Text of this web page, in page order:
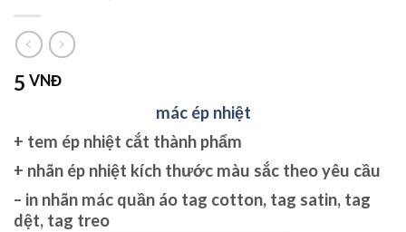
5 VNĐ
mác ép nhiệt
+ tem ép nhiệt cắt thành phẩm
+ nhãn ép nhiệt kích thước màu sắc theo yêu cầu
– in nhãn mác quần áo tag cotton, tag satin, tag
dệt, tag treo